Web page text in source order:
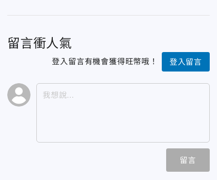
留言衝人氣
登入留言有機會獲得旺幣哦！ 登入留言
留言